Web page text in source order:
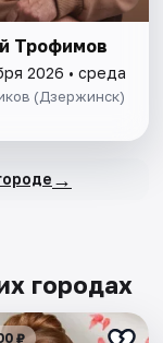
Трофимов
2026 • среда
(Дзержинск)
→
городах
₽